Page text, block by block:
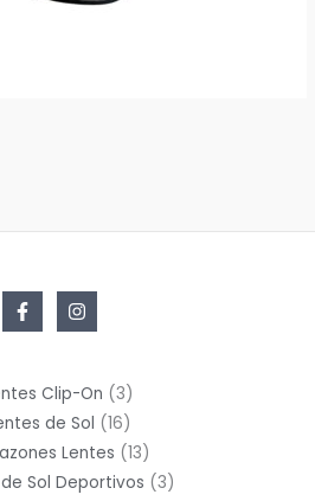
Clip-On 33
productos
de Sol 1616
productos
Lentes 1313
productos
Sol Deportivos 33